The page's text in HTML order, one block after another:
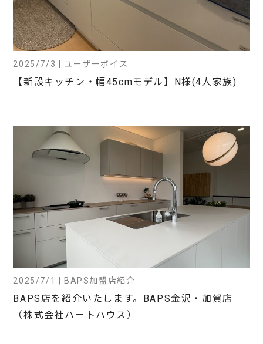
2025/7/3 | ユーザーボイス
【新設キッチン・幅45cmモデル】N様(4人家族)
2025/7/1 | BAPS加盟店紹介
BAPS店を紹介いたします。BAPS金沢・加賀店
（株式会社ハートハウス）